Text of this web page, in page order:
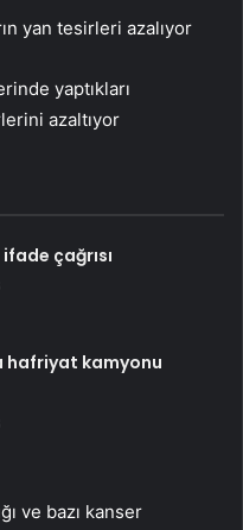
yan tesirleri azalıyor
yaptıkları
azaltıyor
çağrısı
hafriyat kamyonu
ve bazı kanser